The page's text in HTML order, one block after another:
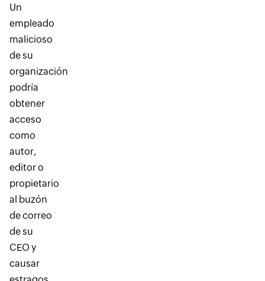
Un
empleado
malicioso
de su
organización
podría
obtener
acceso
como
autor,
editor o
propietario
al buzón
de correo
de su
CEO y
causar